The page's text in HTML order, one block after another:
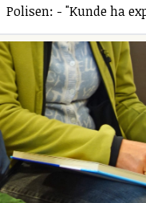
Polisen: - "Kunde ha